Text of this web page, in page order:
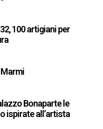
100 artigiani per
Marmi
Bonaparte le
ispirate all’artista